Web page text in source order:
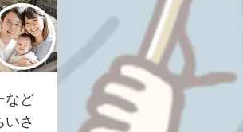
など
さ